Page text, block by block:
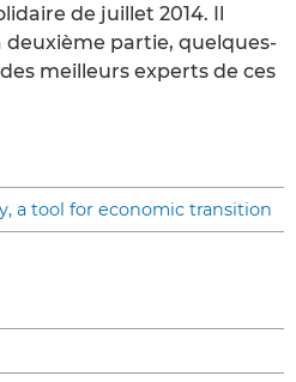
de juillet 2014. Il
partie, quelques-
meilleurs experts de ces
a tool for economic transition